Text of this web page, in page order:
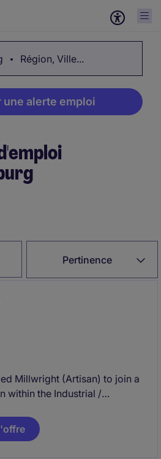
Région, Ville...
une alerte emploi
Pertinence
Millwright (Artisan) to join a
within the Industrial /
work in the Engineering &
focusing on machinery